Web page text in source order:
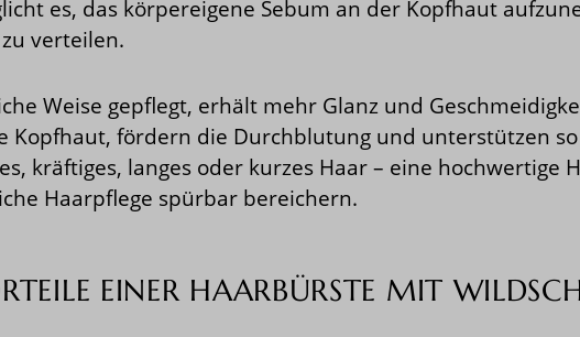
es, das körpereigene Sebum an der Kopfhaut
verteilen.
Weise gepflegt, erhält mehr Glanz und
Kopfhaut, fördern die Durchblutung und unterstützen
kräftiges, langes oder kurzes Haar – eine hochwertige
Haarpflege spürbar bereichern.
EINER HAARBÜRSTE MIT